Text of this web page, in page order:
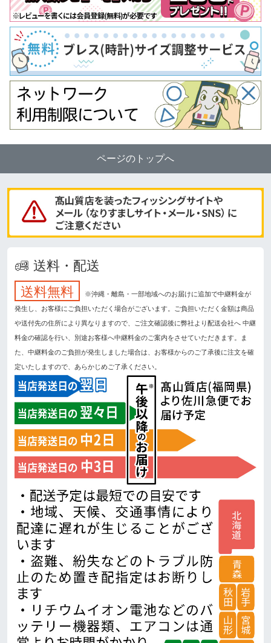
ページのトップへ
送料・配送
送料無料
※沖縄・離島・一部地域へのお届けに追加で中継料金が
発生し、お客様にご負担いただく場合がございます。ご負担いただく金額は商品
や送付先の住所により異なりますので、ご注文確認後に弊社より配送会社へ 中継
料金の確認を行い、別途お客様へ中継料金のご案内をさせていただきます。ま
た、中継料金のご負担が発生しました場合は、お客様からのご了承後に注文を確
定いたしますので、あらかじめご了承ください。